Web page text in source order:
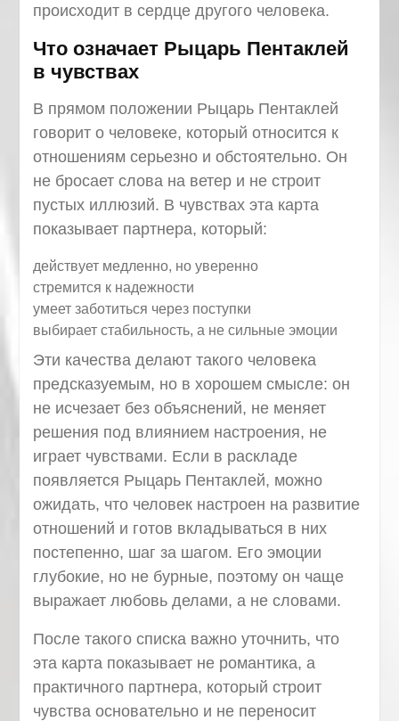
происходит в сердце другого человека.
Что означает Рыцарь Пентаклей
в чувствах
В прямом положении Рыцарь Пентаклей
говорит о человеке, который относится к
отношениям серьезно и обстоятельно. Он
не бросает слова на ветер и не строит
пустых иллюзий. В чувствах эта карта
показывает партнера, который:
действует медленно, но уверенно
стремится к надежности
умеет заботиться через поступки
выбирает стабильность, а не сильные эмоции
Эти качества делают такого человека
предсказуемым, но в хорошем смысле: он
не исчезает без объяснений, не меняет
решения под влиянием настроения, не
играет чувствами. Если в раскладе
появляется Рыцарь Пентаклей, можно
ожидать, что человек настроен на развитие
отношений и готов вкладываться в них
постепенно, шаг за шагом. Его эмоции
глубокие, но не бурные, поэтому он чаще
выражает любовь делами, а не словами.
После такого списка важно уточнить, что
эта карта показывает не романтика, а
практичного партнера, который строит
чувства основательно и не переносит